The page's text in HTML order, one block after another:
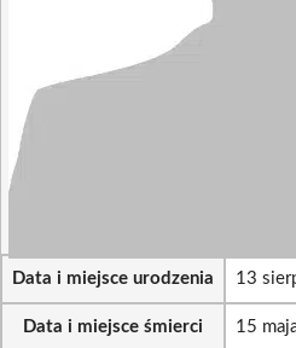
Data i miejsce urodzenia 13
Data i miejsce śmierci 15